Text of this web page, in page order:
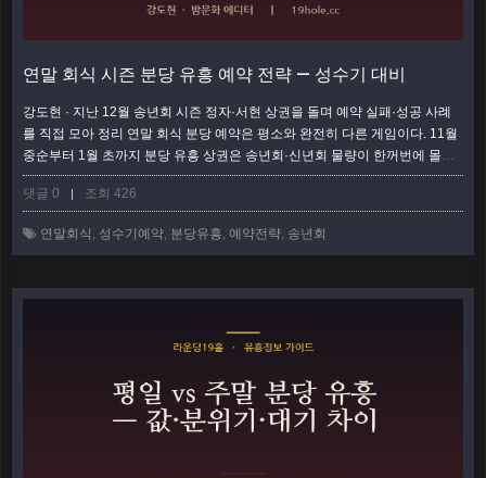
연말 회식 시즌 분당 유흥 예약 전략 — 성수기 대비
강도현 · 지난 12월 송년회 시즌 정자·서현 상권을 돌며 예약 실패·성공 사례
를 직접 모아 정리 연말 회식 분당 예약은 평소와 완전히 다른 게임이다. 11월
중순부터 1월 초까지 분당 유흥 상권은 송년회·신년회 물량이 한꺼번에 몰려,
아무 준비 없이 당일에 움직이면 원하는 룸은커녕 자리 자체를 못 잡는 일이
흔하다. 이 글은 성수기 예약을 실패 없이 끝내기 위한 흐름을 1단계부터 6단
부터 못 박는다 (D-3주가 마지노선) 성수기 예약의 8할은 타이밍에서 갈…
댓글 0 | 조회 426
연말회식 , 성수기예약, 분당유흥, 예약전략, 송년회